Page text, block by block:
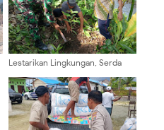
Lestarikan Lingkungan, Serda
Sidodadi Tanam Pohon Melalui
Aksi Bersatu Dengan Alam